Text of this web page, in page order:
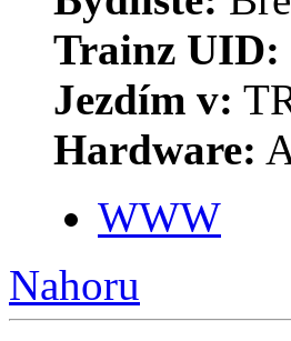
Trainz UID:
Jezdím v:
Hardware:
WWW
Nahoru